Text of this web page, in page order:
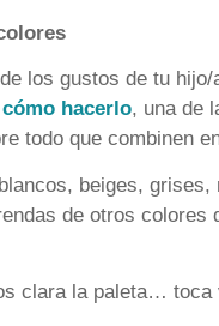
los gustos de tu
hacerlo, una de
todo que combinen
beiges,
de otros
clara la paleta…